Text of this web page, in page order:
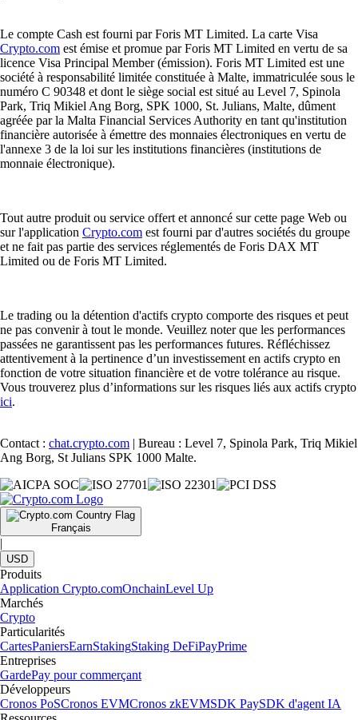
Le compte Cash est fourni par Foris MT Limited. La carte Visa
Crypto.com est émise et promue par Foris MT Limited en vertu de sa
licence Visa Principal Member (émission). Foris MT Limited est une
société à responsabilité limitée constituée à Malte, immatriculée sous le
numéro C 90348 et dont le siège social est situé au Level 7, Spinola
Park, Triq Mikiel Ang Borg, SPK 1000, St. Julians, Malte, dûment
agréée par la Malta Financial Services Authority en tant qu'institution
financière autorisée à émettre des monnaies électroniques en vertu de
l'annexe 3 de la loi sur les institutions financières (institutions de
monnaie électronique).
Tout autre produit ou service offert et annoncé sur cette page Web ou
sur l'application Crypto.com est fourni par d'autres sociétés du groupe
et ne fait pas partie des services réglementés de Foris DAX MT
Limited ou de Foris MT Limited.
Le trading ou la détention d'actifs crypto comporte des risques et peut
ne pas convenir à tout le monde. Veuillez noter que les performances
passées ne garantissent pas les performances futures. Réfléchissez
attentivement à la pertinence d’un investissement en actifs crypto en
fonction de votre situation financière et de votre tolérance au risque.
Vous trouverez plus d’informations sur les risques liés aux actifs crypto
ici.
Contact : chat.crypto.com | Bureau : Level 7, Spinola Park, Triq Mikiel
Ang Borg, St Julians SPK 1000 Malte.
Français
|
USD
Produits
Application Crypto.comOnchainLevel Up
Marchés
Crypto
Particularités
CartesPaniersEarnStakingStaking DeFiPayPrime
Entreprises
GardePay pour commerçant
Développeurs
Cronos PoSCronos EVMCronos zkEVMSDK PaySDK d'agent IA